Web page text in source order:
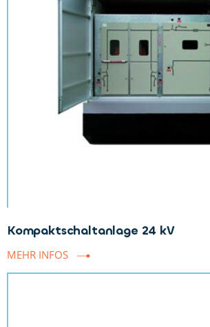
Kompaktschaltanlage 24 kV
MEHR INFOS